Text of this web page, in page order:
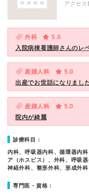
アクセ
外科
5.0
入院病棟看護師さんのレ
産婦人科
5.0
出産でお世話になりまし
産婦人科
5.0
院内が綺麗
診療科目：
内科、呼吸器内科、循環器内
ア（ホスピス）、外科、呼吸
神経外科、整形外科、形成外
専門医・資格：